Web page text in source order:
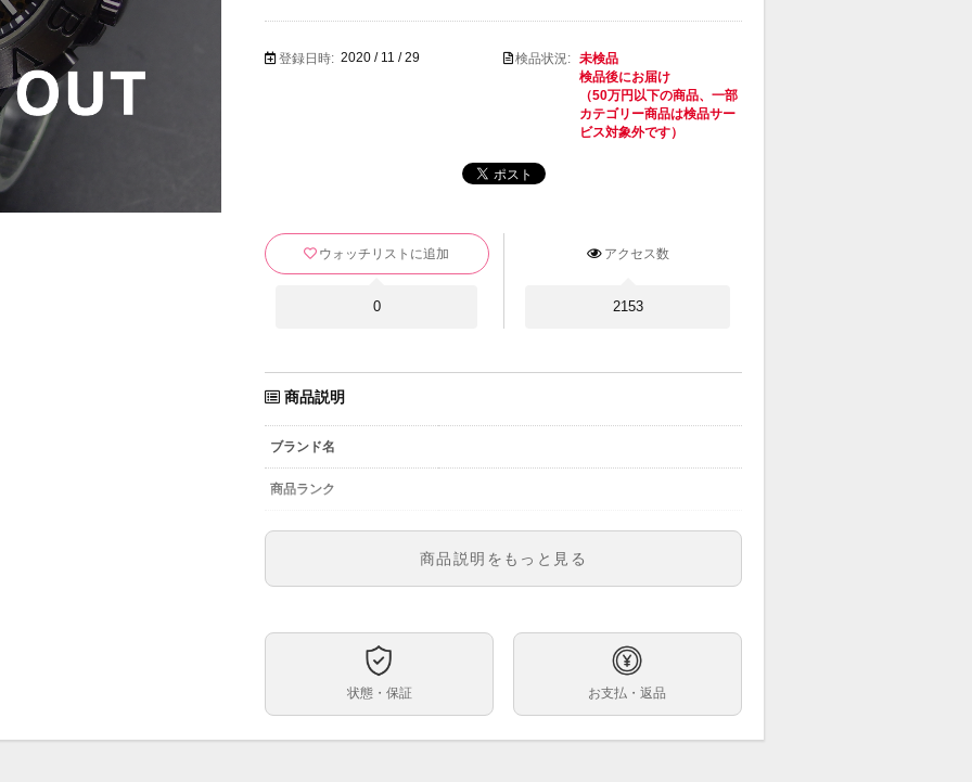
登録日時: 2020 / 11 / 29 検品状況: 未検品
検品後にお届け
（50万円以下の商品、一部
カテゴリー商品は検品サー
ビス対象外です）
アクセス数
2153
ウォッチリストに追加
0
商品説明
ブランド名
商品ランク
参考定価
ムーブメント
ケースサイズ 44㎜
商品説明をもっと見る
状態・保証 お支払・返品